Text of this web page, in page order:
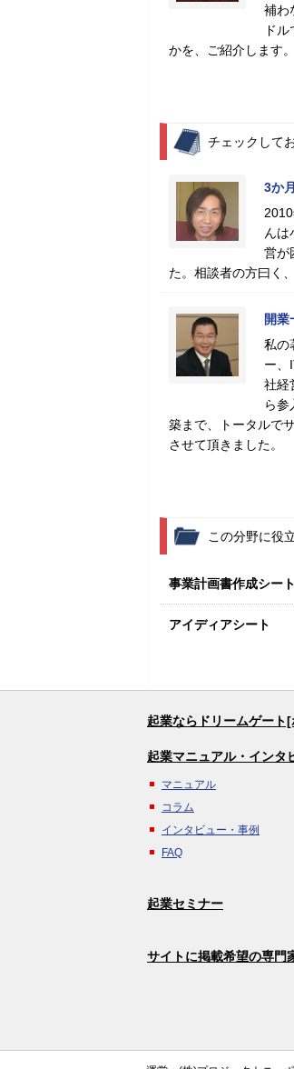
補わ
ド
かを、ご紹介します。
チェックして
3か
んは
営が
た。相談者の方曰く
開業
私の
ー、
社経
ら参
築まで、トータルで
させて頂きました。
この分野に役
事業計画書作成シート
アイディアシート
起業ならドリームゲート
起業マニュアル・インタ
マニュアル
コラム
インタビュー・事例
FAQ
起業セミナー
サイトに掲載希望の専門